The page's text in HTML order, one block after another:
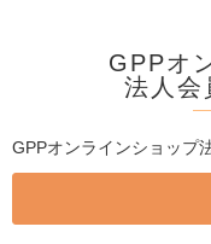
GPPオ
法人会
GPPオンラインショップ